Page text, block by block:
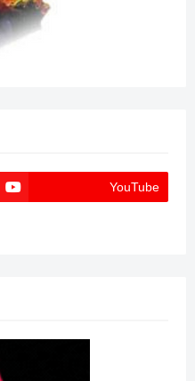
YouTube